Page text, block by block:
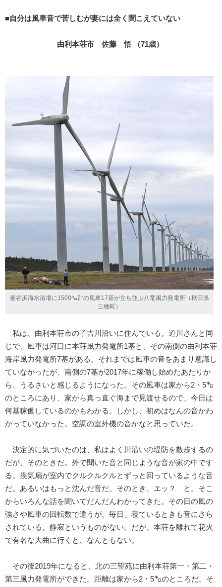
■自分は風車音で苦しむが妻には全く聞こえていない
由利本荘市 佐藤 悟 （71歳）
釜谷浜海水浴場に1500㌔㍗の風車17基が立ち並ぶ八竜風力発電所（秋田県
三種町）
私は、由利本荘市の子吉川沿いに住んでいる。道川さんと同
じで、風車は河口に本荘風力発電所1基と、その南側の由利本荘
海岸風力発電所7基がある。それまでは風車の音をあまり意識し
ていなかったが、南側の7基が2017年に稼働し始めたあたりか
ら、うるさいと感じるようになった。その風車は家から2・5㌔
のところにあり、家から真っ直ぐ海まで見渡せるので、今日は
何基稼働しているのかもわかる。しかし、初めはなんの音かわ
かっていなかった。空調の室外機の音かなと思っていた。
決定的に気づいたのは、私はよく川沿いの堤防を散歩するの
だが、そのときだ。外で聞いた音と同じような音が家の中です
る。換気扇が室内でクルクルクルとずっと回っているような音
だ。あるいはもっと沈んだ音だ。そのとき、エッ？ と。そこ
からいろんな話を聞いてだんだんわかってきた。その日の風の
強さや風車の回転数で違うが、毎日、寝ているときも音にさら
されている。静寂というものがない。だが、本荘を離れて花火
で有名な大曲に行くと、なんともない。
その後2019年になると、北の三望苑に由利本荘第一・第二・
第三風力発電所ができた。距離は家から2・5㌔のところだ。そ